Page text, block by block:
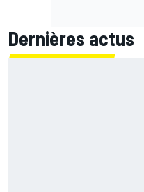
Dernières actus